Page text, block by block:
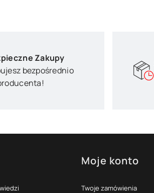
Zakupy
bezpośrednio
Moje konto
Twoje zamówienia